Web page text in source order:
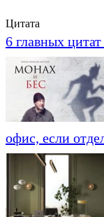
Цитата
6 главных
офис, если